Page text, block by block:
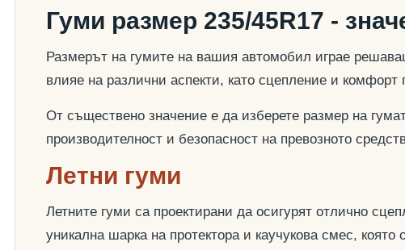
Гуми размер 235/45R17 -
Размерът на гумите на вашия автомобил играе
влияе на различни аспекти, като сцепление и
От съществено значение е да изберете размер на
производителност и безопасност на превозното
Летни гуми
Летните гуми са проектирани да осигурят отлично
уникална шарка на протектора и каучукова смес,